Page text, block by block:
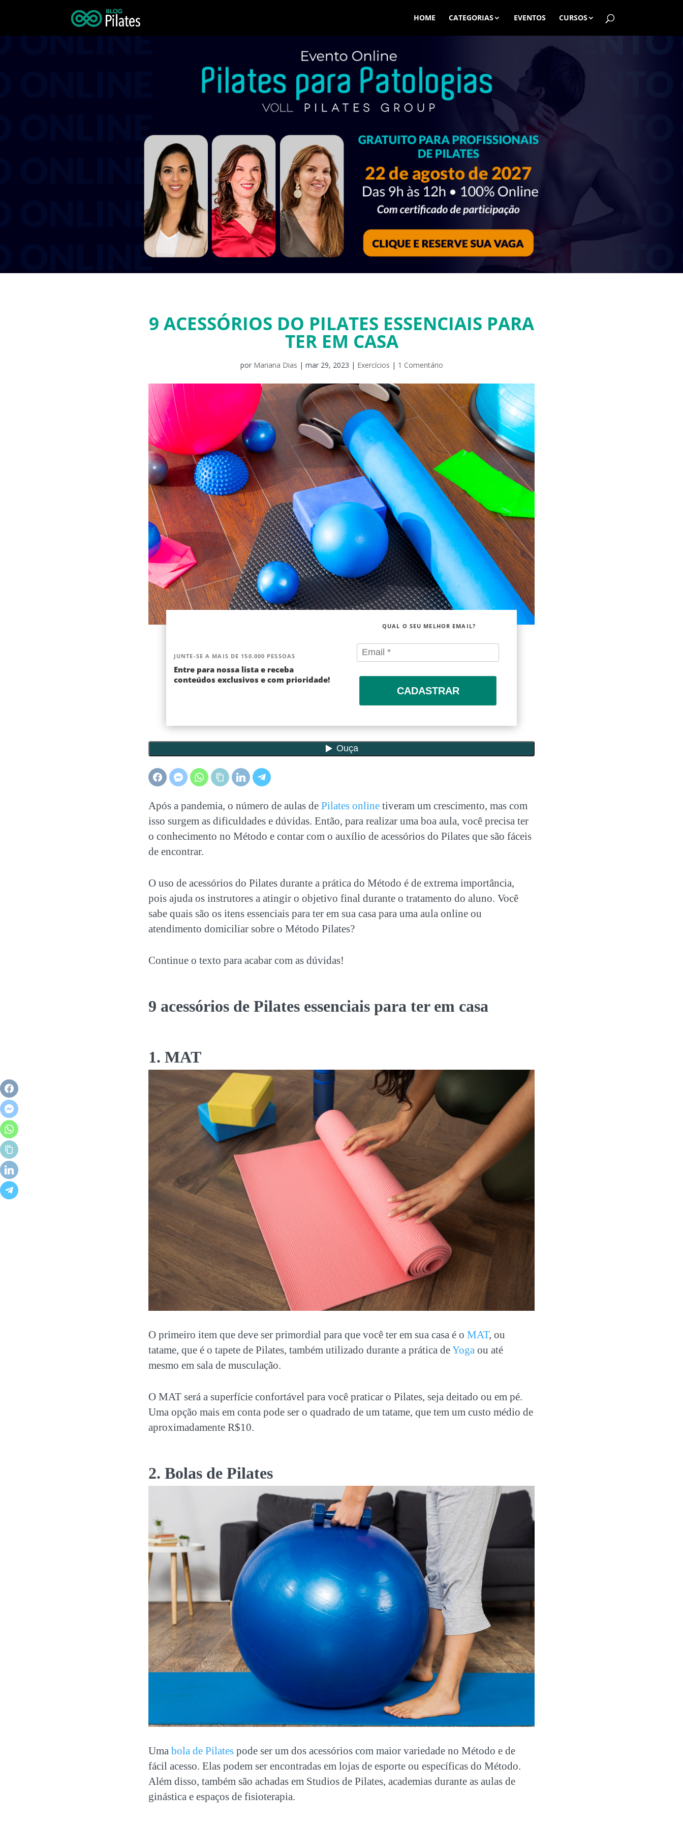
HOME CATEGORIAS EVENTOS CURSOS
9 ACESSÓRIOS DO PILATES ESSENCIAIS PARA
TER EM CASA
por Mariana Dias | mar 29, 2023 | Exercícios | 1 Comentário
JUNTE-SE A MAIS DE 150.000 PESSOAS
Entre para nossa lista e receba
conteúdos exclusivos e com prioridade!
QUAL O SEU MELHOR EMAIL?
CADASTRAR
Após a pandemia, o número de aulas de Pilates online tiveram um crescimento, mas com
isso surgem as dificuldades e dúvidas. Então, para realizar uma boa aula, você precisa ter
o conhecimento no Método e contar com o auxílio de acessórios do Pilates que são fáceis
de encontrar.
O uso de acessórios do Pilates durante a prática do Método é de extrema importância,
pois ajuda os instrutores a atingir o objetivo final durante o tratamento do aluno. Você
sabe quais são os itens essenciais para ter em sua casa para uma aula online ou
atendimento domiciliar sobre o Método Pilates?
Continue o texto para acabar com as dúvidas!
9 acessórios de Pilates essenciais para ter em casa
1. MAT
O primeiro item que deve ser primordial para que você ter em sua casa é o MAT, ou
tatame, que é o tapete de Pilates, também utilizado durante a prática deYoga ou até
mesmo em sala de musculação.
O MAT será a superfície confortável para você praticar o Pilates, seja deitado ou em pé.
Uma opção mais em conta pode ser o quadrado de um tatame, que tem um custo médio de
aproximadamente R$10.
2. Bolas de Pilates
Uma bola de Pilates pode ser um dos acessórios com maior variedade no Método e de
fácil acesso. Elas podem ser encontradas em lojas de esporte ou específicas do Método.
Além disso, também são achadas em Studios de Pilates, academias durante as aulas de
ginástica e espaços de fisioterapia.